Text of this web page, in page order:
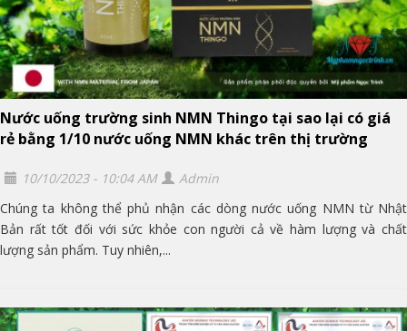
Nước uống trường sinh NMN Thingo tại sao lại có giá
rẻ bằng 1/10 nước uống NMN khác trên thị trường
10/10/2023 - 10:04 AM
Admin
Chúng ta không thể phủ nhận các dòng nước uống NMN từ Nhật
Bản rất tốt đối với sức khỏe con người cả về hàm lượng và chất
lượng sản phẩm. Tuy nhiên,...